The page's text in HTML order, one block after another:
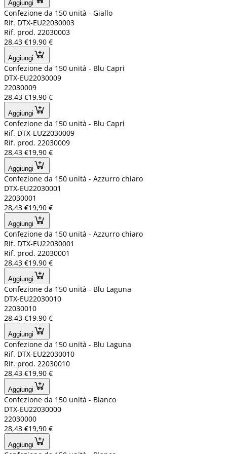
Aggiungi
Confezione da 150 unità - Giallo
Rif. DTX-EU22030003
Rif. prod. 22030003
28,43 €19,90 €
Aggiungi
Confezione da 150 unità - Blu Capri
DTX-EU22030009
22030009
28,43 €19,90 €
Aggiungi
Confezione da 150 unità - Blu Capri
Rif. DTX-EU22030009
Rif. prod. 22030009
28,43 €19,90 €
Aggiungi
Confezione da 150 unità - Azzurro chiaro
DTX-EU22030001
22030001
28,43 €19,90 €
Aggiungi
Confezione da 150 unità - Azzurro chiaro
Rif. DTX-EU22030001
Rif. prod. 22030001
28,43 €19,90 €
Aggiungi
Confezione da 150 unità - Blu Laguna
DTX-EU22030010
22030010
28,43 €19,90 €
Aggiungi
Confezione da 150 unità - Blu Laguna
Rif. DTX-EU22030010
Rif. prod. 22030010
28,43 €19,90 €
Aggiungi
Confezione da 150 unità - Bianco
DTX-EU22030000
22030000
28,43 €19,90 €
Aggiungi